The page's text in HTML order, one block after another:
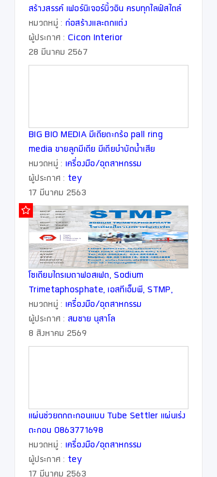
สร้างสรรค์ เฟอร์นิเจอร์บิ้วอิน ครบทุกไลฟ์สไตล์
หมวดหมู่ : ก่อสร้างและตกแต่ง
ผู้ประกาศ : Cicon Interior
28 มีนาคม 2567
BIG BIO MEDIA มีเดียตะกร้อ pall ring
media ขายลูกมีเดีย มีเดียบำบัดน้ำเสีย
0863771698
หมวดหมู่ : เครื่องมือ/อุตสาหกรรม
ผู้ประกาศ : tey
17 มีนาคม 2563
โซเดียมไตรเมตาฟอสเฟต, Sodium
Trimetaphosphate, เอสทีเอ็มพี, STMP,
วัตถุเจือปนอาหาร, Food Additive
หมวดหมู่ : เครื่องมือ/อุตสาหกรรม
ผู้ประกาศ : สมชาย นุสาโล
8 สิงหาคม 2569
แผ่นช่วยตกตะกอนแบบ Tube Settler แผ่นเร่ง
ตะกอน 0863771698
หมวดหมู่ : เครื่องมือ/อุตสาหกรรม
ผู้ประกาศ : tey
17 มีนาคม 2563